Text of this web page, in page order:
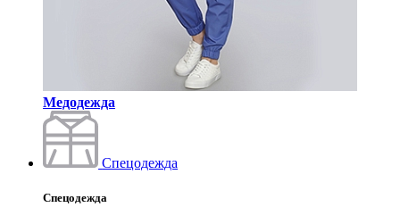
Медодежда
Спецодежда
Спецодежда